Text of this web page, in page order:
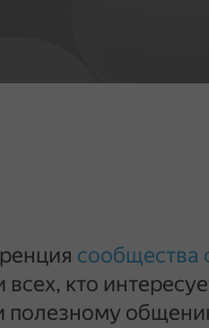
сообщества
кто
полезному